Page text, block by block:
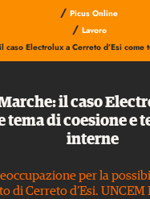
/ Picus Online
/ Lavoro
Electrolux a Cerreto d’Esi come tema di
il caso
tema di coesione e
interne
per la
di Cerreto d’Esi. UNCEM